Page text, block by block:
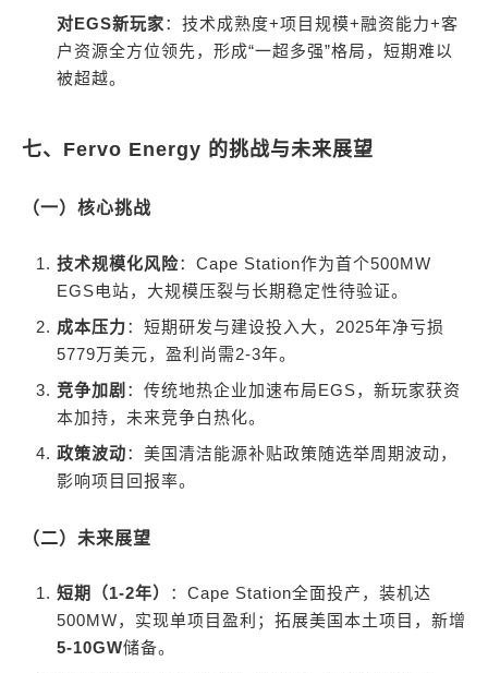
对EGS新玩家：技术成熟度+项目规模+融资能力+客
户资源全方位领先，形成“一超多强”格局，短期难以
被超越。
七、Fervo Energy 的挑战与未来展望
（一）核心挑战
技术规模化风险：Cape Station作为首个500MW
EGS电站，大规模压裂与长期稳定性待验证。
成本压力：短期研发与建设投入大，2025年净亏损
5779万美元，盈利尚需2-3年。
竞争加剧 ：传统地热企业加速布局EGS，新玩家获资
本加持，未来竞争白热化。
政策波动：美国清洁能源补贴政策随选举周期波动，
影响项目回报率。
（二）未来展望
短期（1-2年）
：Cape Station全面投产，装机达
500MW，实现单项目盈利；拓展美国本土项目，新增
5-10GW储备。